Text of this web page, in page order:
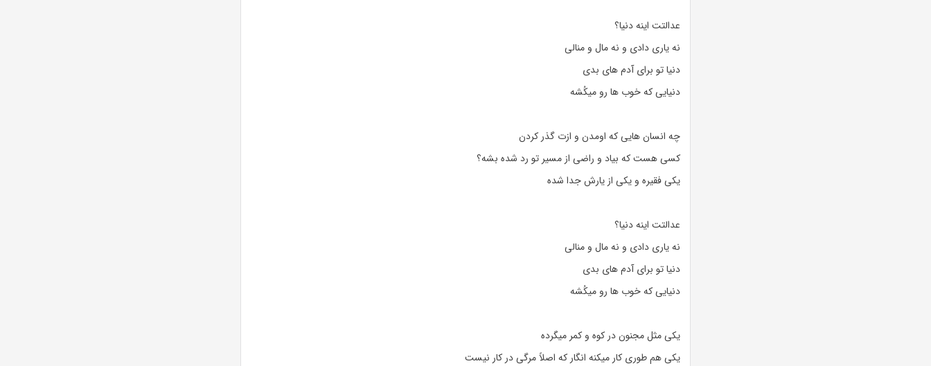
عدالتت اینه دنیا؟
نه یاری دادی و نه مال و منالی
دنیا تو برای آدم های بدی
دنیایی که خوب ها رو میکُشه
چه انسان هایی که اومدن و ازت گذر کردن
کسی هست که بیاد و راضی از مسیر تو رد شده بشه؟
یکی فقیره و یکی از یارش جدا شده
عدالتت اینه دنیا؟
نه یاری دادی و نه مال و منالی
دنیا تو برای آدم های بدی
دنیایی که خوب ها رو میکُشه
یکی مثل مجنون در کوه و کمر میگرده
یکی هم طوری کار میکنه انگار که اصلاً مرگی در کار نیست